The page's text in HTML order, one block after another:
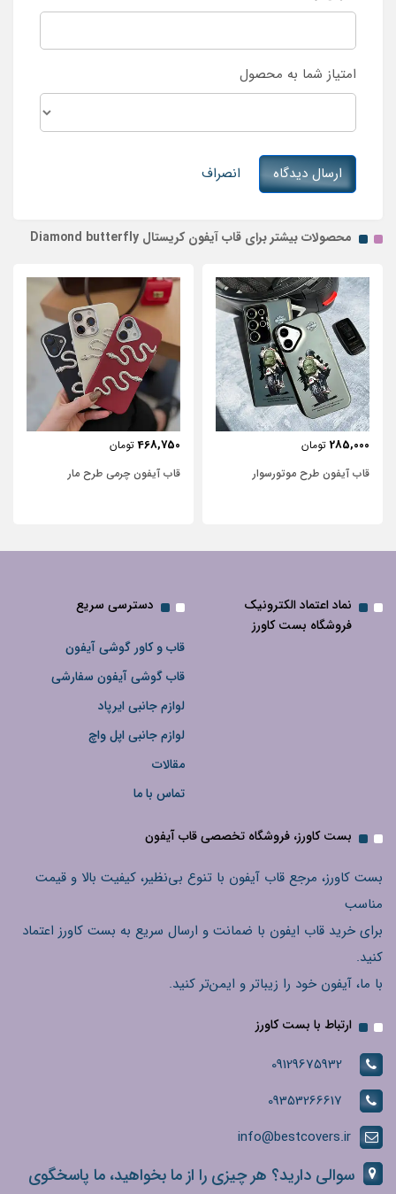
امتیاز شما به محصول
ارسال دیدگاه انصراف
محصولات بیشتر برای قاب آیفون کریستال Diamond butterfly
468,750 تومان
قاب آیفون چرمی طرح مار
443,750 تومان
قاب آیفون شفاف با پاپیون سفید و
نماد اعتماد الکترونیک
فروشگاه بست کاورز
دسترسی سریع
قاب و کاور گوشی آیفون
قاب گوشی آیفون سفارشی
لوازم جانبی ایرپاد
لوازم جانبی اپل واچ
مقالات
تماس با ما
بست کاورز، فروشگاه تخصصی قاب آیفون
بست کاورز، مرجع قاب آیفون با تنوع بی‌نظیر، کیفیت بالا و قیمت
مناسب
برای خرید قاب ایفون با ضمانت و ارسال سریع به بست کاورز اعتماد
کنید.
با ما، آیفون خود را زیباتر و ایمن‌تر کنید.
ارتباط با بست کاورز
09129675932
09353266617
info@bestcovers.ir
سوالی دارید؟ هر چیزی را از ما بخواهید، ما پاسخگوی